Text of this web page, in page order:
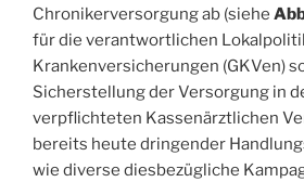
Chronikerversorgung ab (siehe
für die verantwortlichen
Krankenversicherungen (GKVen)
Sicherstellung der Versorgung in
verpflichteten Kassenärztlichen
bereits heute dringender
wie diverse diesbezügliche